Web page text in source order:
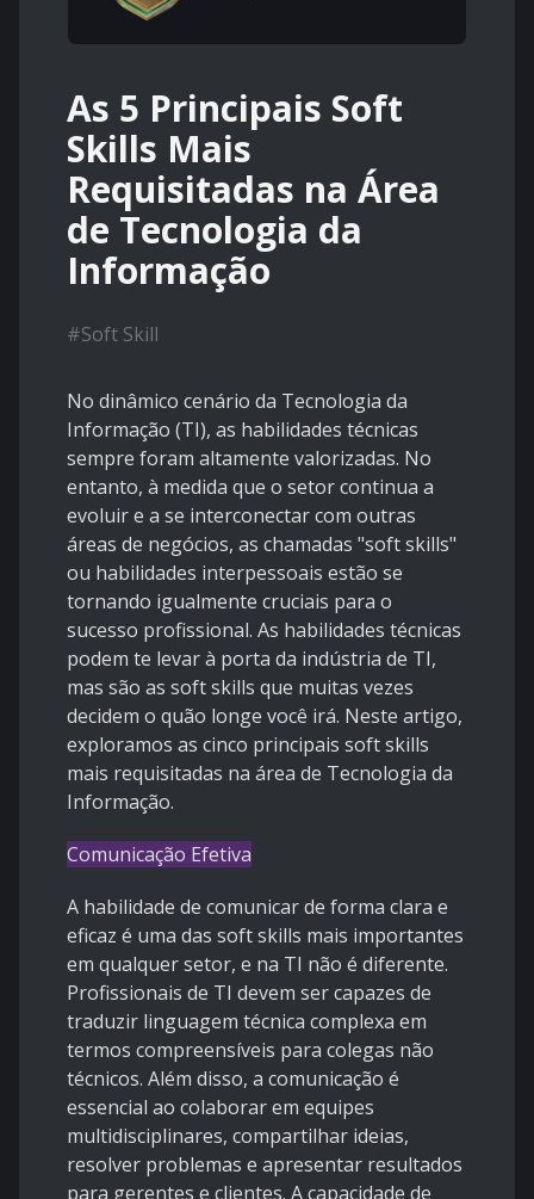
As 5 Principais Soft
Skills Mais
Requisitadas na Área
de Tecnologia da
Informação
#Soft Skill
No dinâmico cenário da Tecnologia da
Informação (TI), as habilidades técnicas
sempre foram altamente valorizadas. No
entanto, à medida que o setor continua a
evoluir e a se interconectar com outras
áreas de negócios, as chamadas "soft skills"
ou habilidades interpessoais estão se
tornando igualmente cruciais para o
sucesso profissional. As habilidades técnicas
podem te levar à porta da indústria de TI,
mas são as soft skills que muitas vezes
decidem o quão longe você irá. Neste artigo,
exploramos as cinco principais soft skills
mais requisitadas na área de Tecnologia da
Informação.
Comunicação Efetiva
A habilidade de comunicar de forma clara e
eficaz é uma das soft skills mais importantes
em qualquer setor, e na TI não é diferente.
Profissionais de TI devem ser capazes de
traduzir linguagem técnica complexa em
termos compreensíveis para colegas não
técnicos. Além disso, a comunicação é
essencial ao colaborar em equipes
multidisciplinares, compartilhar ideias,
resolver problemas e apresentar resultados
para gerentes e clientes. A capacidade de